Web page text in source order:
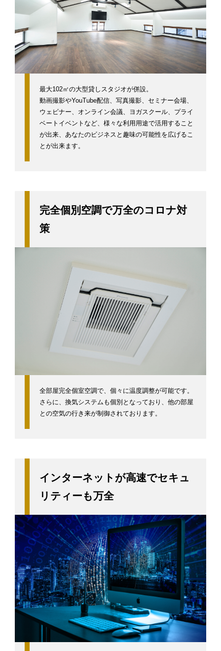
最大102㎡の大型貸しスタジオが併設。
動画撮影やYouTube配信、写真撮影、セミナー会場、
ウェビナー、オンライン会議、ヨガスクール、プライ
ベートイベントなど、様々な利用用途で活用すること
が出来、あなたのビジネスと趣味の可能性を広げるこ
とが出来ます。
完全個別空調で万全のコロナ対
策
全部屋完全個室空調で、個々に温度調整が可能です。
さらに、換気システムも個別となっており、他の部屋
との空気の行き来が制御されております。
インターネットが高速でセキュ
リティーも万全